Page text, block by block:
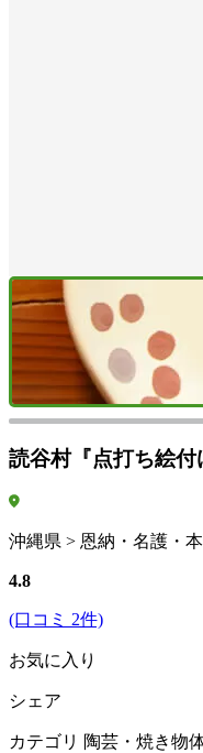
読谷村『点打ち絵付
沖縄県 > 恩納・名護・
4.8
(口コミ 2件)
お気に入り
シェア
カテゴリ 陶芸・焼き物